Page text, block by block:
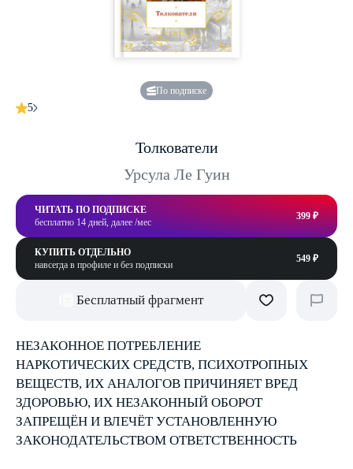
По подписке
5
Толкователи
Урсула Ле Гуин
ЧИТАТЬ ПО ПОДПИСКЕ
бесплатно 14 дней, далее /мес
399 ₽
КУПИТЬ ОТДЕЛЬНО
навсегда в профиле и без подписки
549 ₽
Бесплатный фрагмент
НЕЗАКОННОЕ ПОТРЕБЛЕНИЕ
НАРКОТИЧЕСКИХ СРЕДСТВ, ПСИХОТРОПНЫХ
ВЕЩЕСТВ, ИХ АНАЛОГОВ ПРИЧИНЯЕТ ВРЕД
ЗДОРОВЬЮ, ИХ НЕЗАКОННЫЙ ОБОРОТ
ЗАПРЕЩЁН И ВЛЕЧЁТ УСТАНОВЛЕННУЮ
ЗАКОНОДАТЕЛЬСТВОМ ОТВЕТСТВЕННОСТЬ